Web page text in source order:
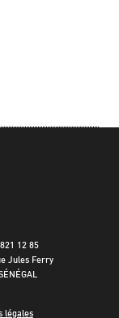
12 85
Jules Ferry
légales